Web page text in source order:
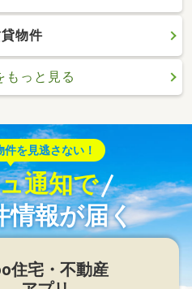
物件
もっと見る
を見逃さない！
通知で
情報が届く
住宅・不動産